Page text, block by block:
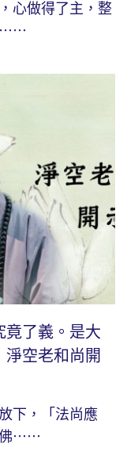
心做得了主，整
⋯⋯
竟了義。是大
空老和尚開
下，「法尚應
佛⋯⋯